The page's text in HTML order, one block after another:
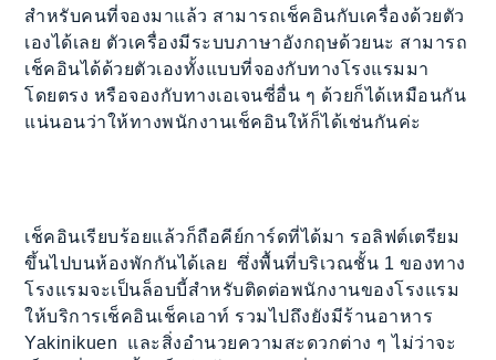
สำหรับคนที่จองมาแล้ว สามารถเช็คอินกับเครื่องด้วยตัว
เองได้เลย ตัวเครื่องมีระบบภาษาอังกฤษด้วยนะ สามารถ
เช็คอินได้ด้วยตัวเองทั้งแบบที่จองกับทางโรงแรมมา
โดยตรง หรือจองกับทางเอเจนซี่อื่น ๆ ด้วยก็ได้เหมือนกัน
แน่นอนว่าให้ทางพนักงานเช็คอินให้ก็ได้เช่นกันค่ะ
เช็คอินเรียบร้อยแล้วก็ถือคีย์การ์ดที่ได้มา รอลิฟต์เตรียม
ขึ้นไปบนห้องพักกันได้เลย ซึ่งพื้นที่บริเวณชั้น 1 ของทาง
โรงแรมจะเป็นล็อบบี้สำหรับติดต่อพนักงานของโรงแรม
ให้บริการเช็คอินเช็คเอาท์ รวมไปถึงยังมีร้านอาหาร
Yakinikuen และสิ่งอำนวยความสะดวกต่าง ๆ ไม่ว่าจะ